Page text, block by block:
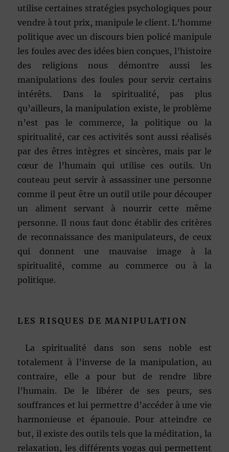
utilise certaines stratégies psychologiques pour
vendre à tout prix, manipule le client. L’homme
politique avec un discours bien policé manipule
les foules avec des idées bien conçues, l’histoire
des religions nous démontre aussi les
manipulations des foules pour servir certains
intérêts. Dans la spiritualité, pas plus
qu’ailleurs, la manipulation existe, le problème
n’est pas le commerce, la politique ou la
spiritualité, car ces activités sont aussi réalisés
par des êtres intègres et sincères, mais par le
cœur de l’humain qui utilise ces outils. Un
couteau peut servir à assassiner une personne
comme il peut être un outil utile pour découper
un aliment servant à nourrir cette même
personne. Il nous faut donc établir des critères
de reconnaissance des manipulateurs, de ceux
qui donnent une mauvaise image à la
spiritualité, comme au commerce ou à la
politique.
LES RISQUES DE MANIPULATION
La spiritualité dans son sens noble est
totalement à l’inverse de la manipulation, au
contraire, elle a pour but de rendre libre
l’humain. De le libérer de ses peurs, ses
souffrances et lui permettre d’accéder à une vie
harmonieuse et épanouie. Pour atteindre ce
but, il existe des outils tels que la méditation, la
relaxation, les différents yogas qui permettent